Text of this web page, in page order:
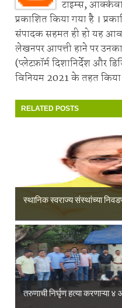
टाइम्स,
प्रकाशित किया गया है ।
संपादक सहमत ही हो यह
लेखनपर आपत्ती हाने पर उनका
(प्लेटफ़ॉर्म दिशानिर्देश और
विनियम 2021 के तहत किया
RELATED POSTS
स्थानिक स्वराज्य संस्थांच्या
तरुणाची निर्घृण हत्या करणाऱ्या ४